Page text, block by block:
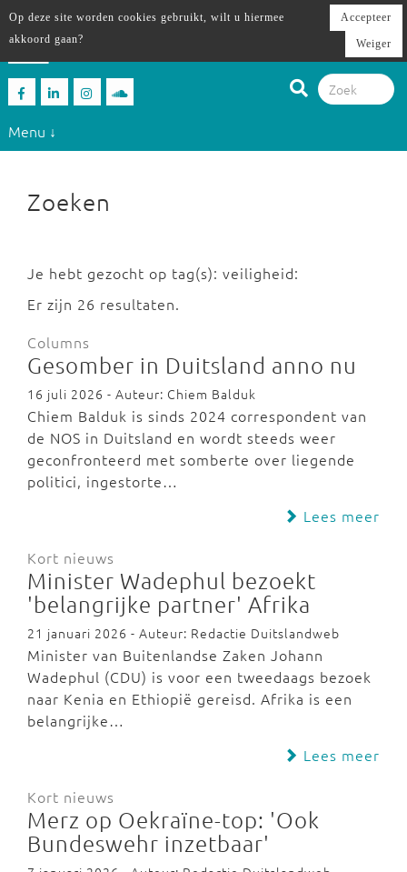
Menu ↓
Zoeken
Je hebt gezocht op tag(s): veiligheid:
Er zijn 26 resultaten.
Columns
Gesomber in Duitsland anno nu
16 juli 2026 - Auteur: Chiem Balduk
Chiem Balduk is sinds 2024 correspondent van
de NOS in Duitsland en wordt steeds weer
geconfronteerd met somberte over liegende
politici, ingestorte…
Lees meer
Kort nieuws
Minister Wadephul bezoekt
'belangrijke partner' Afrika
21 januari 2026 - Auteur: Redactie Duitslandweb
Minister van Buitenlandse Zaken Johann
Wadephul (CDU) is voor een tweedaags bezoek
naar Kenia en Ethiopië gereisd. Afrika is een
belangrijke…
Lees meer
Kort nieuws
Merz op Oekraïne-top: 'Ook
Bundeswehr inzetbaar'
Op deze site worden cookies gebruikt, wilt u hiermee
akkoord gaan?
Accepteer
Weiger